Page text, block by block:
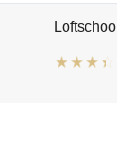
Loftschool